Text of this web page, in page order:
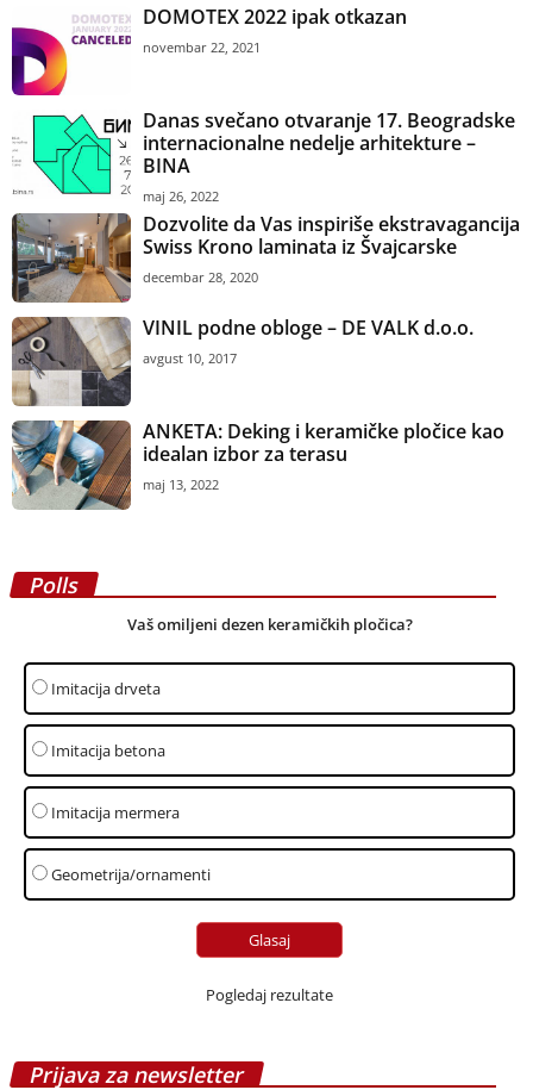
DOMOTEX 2022 ipak otkazan
novembar 22, 2021
Danas svečano otvaranje 17. Beogradske
internacionalne nedelje arhitekture –
BINA
maj 26, 2022
Dozvolite da Vas inspiriše ekstravagancija
Swiss Krono laminata iz Švajcarske
decembar 28, 2020
VINIL podne obloge – DE VALK d.o.o.
avgust 10, 2017
ANKETA: Deking i keramičke pločice kao
idealan izbor za terasu
maj 13, 2022
Polls
Vaš omiljeni dezen keramičkih pločica?
Imitacija drveta
Imitacija betona
Imitacija mermera
Geometrija/ornamenti
Pogledaj rezultate
Prijava za newsletter